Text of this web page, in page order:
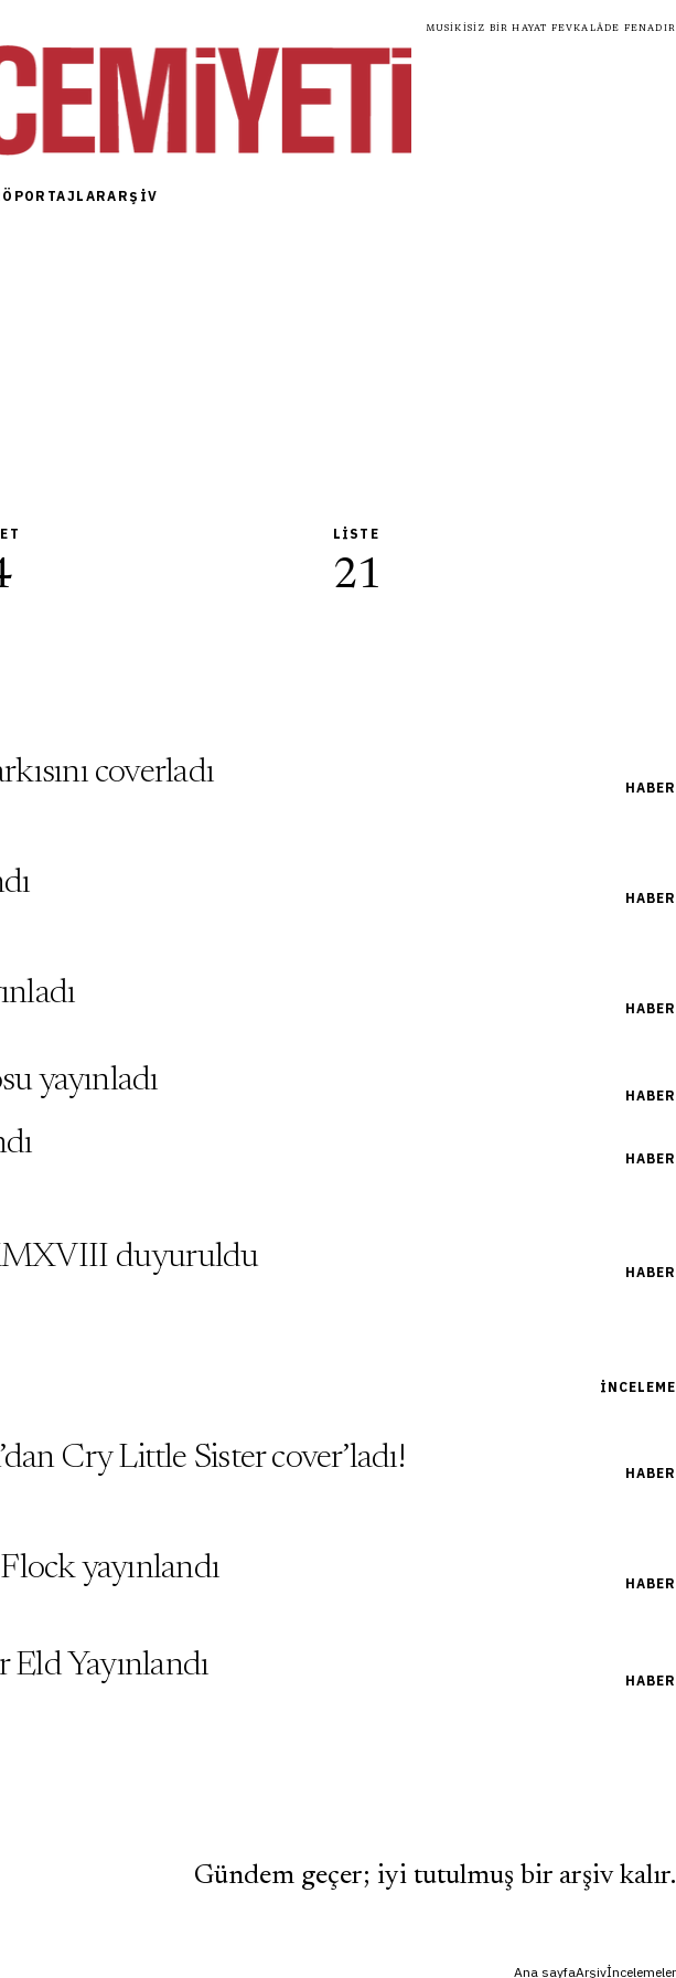
Musikisiz bir hayat fevkalâde fenadır
ARŞIV
LISTE
21
coverladı HABER
HABER
HABER
yayınladı HABER
HABER
duyuruldu HABER
İNCELEME
Cry Little Sister cover’ladı! HABER
yayınlandı HABER
Eld Yayınlandı HABER
Gündem geçer; iyi tutulmuş bir arşiv kalır.
Ana sayfaArşivİncelemeler